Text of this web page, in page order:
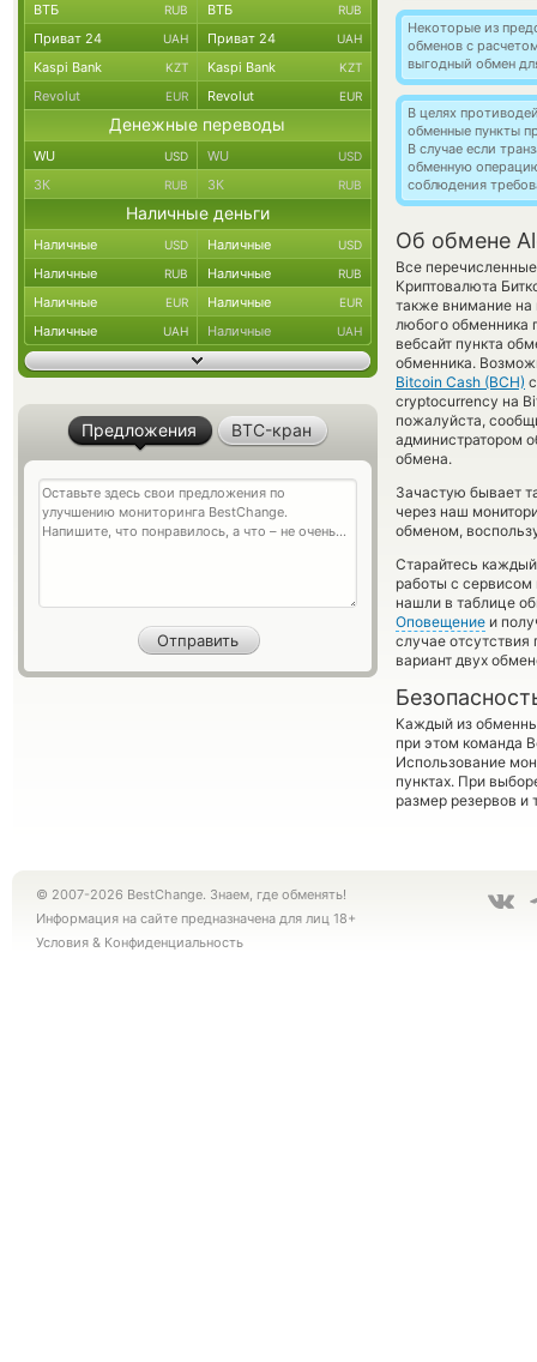
Некоторые из
обменов с
выгодный обмен
В целях
обменные пункты
В случае если
обменную
соблюдения
Об обмене
Все
Криптовалюта
также внимание на
любого обменника
вебсайт пункта
обменника.
Bitcoin Cash (BCH)
cryptocurrency на
пожалуйста,
администратором
обмена.
Зачастую бывает
через наш
обменом,
Старайтесь
работы с
нашли в таблице
Оповещение и
случае
вариант двух
Каждый из
при этом команда
Использование
пунктах. При
размер резервов и
ВТБ RUB ВТБ RUB
Приват 24 UAH Приват 24 UAH
Kaspi Bank KZT Kaspi Bank KZT
Revolut EUR Revolut EUR
Денежные переводы
WU USD WU USD
ЗК RUB ЗК RUB
Наличные деньги
Наличные USD Наличные USD
Наличные RUB Наличные RUB
Наличные EUR Наличные EUR
Наличные UAH Наличные UAH
Предложения BTC-кран
© 2007-2026 BestChange. Знаем, где обменять!
Информация на сайте предназначена для лиц 18+
Условия & Конфиденциальность